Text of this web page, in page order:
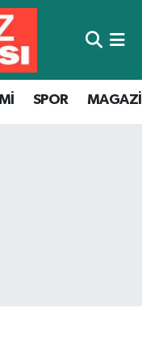
SPOR
Fikstür